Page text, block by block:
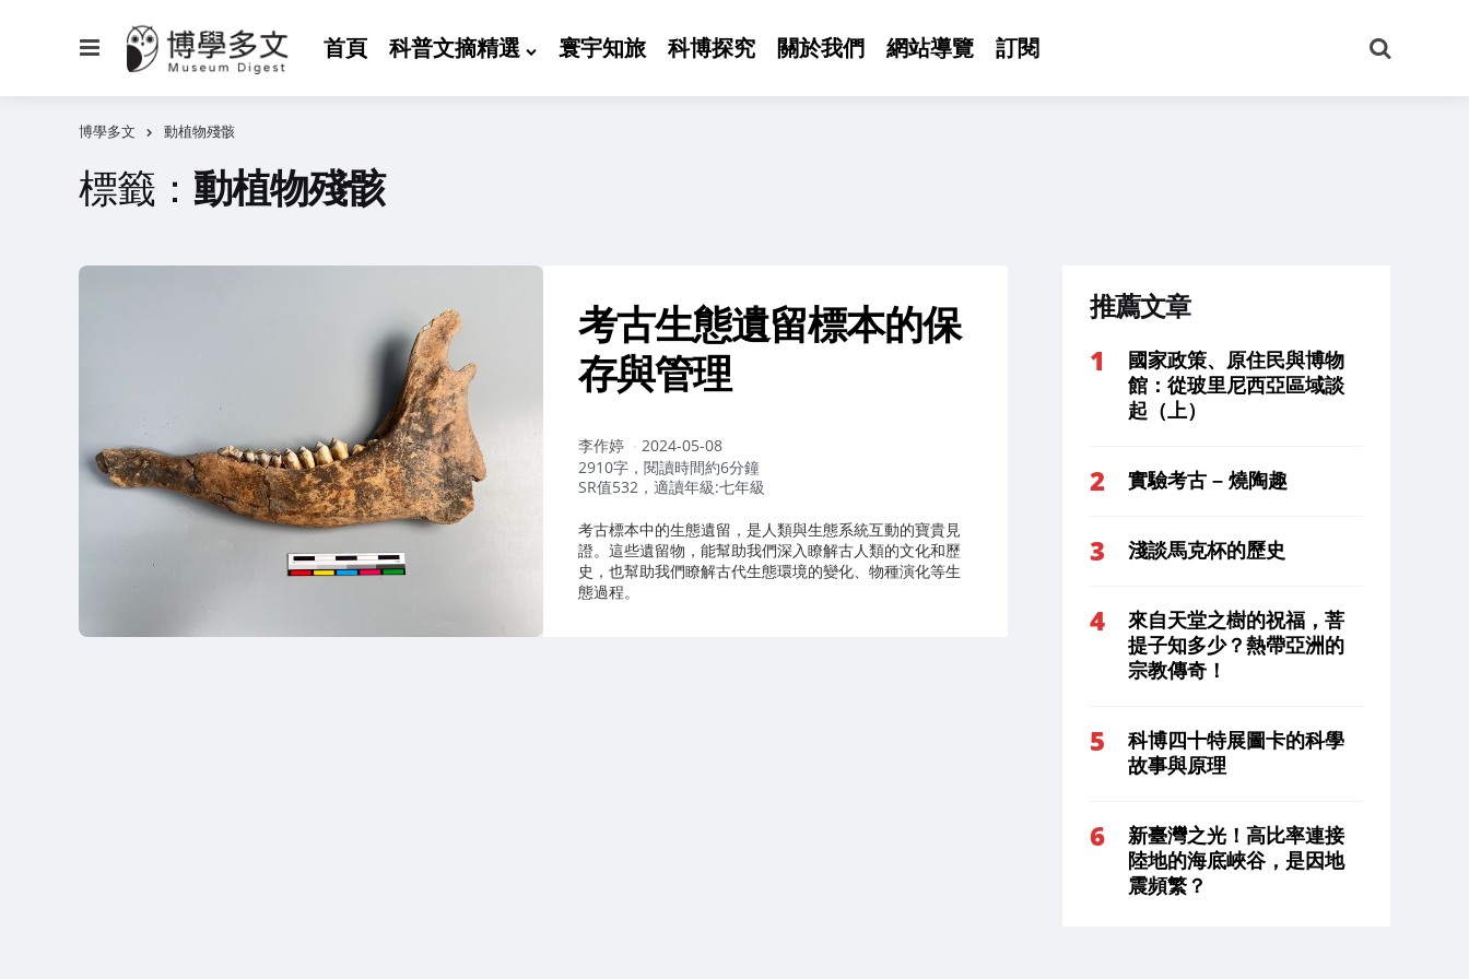
首頁 科普文摘精選 寰宇知旅 科博探究 關於我們 網站導覽 訂閱
尋
博學多文 動植物殘骸
標籤： 動植物殘骸
考古生態遺留標本的保
存與管理
作
者：
李作婷
2024-05-08
2910字，閱讀時間約6分鐘
SR值532，適讀年級:七年級
考古標本中的生態遺留，是人類與生態系統互動的寶貴見
證。這些遺留物，能幫助我們深入瞭解古人類的文化和歷
史，也幫助我們瞭解古代生態環境的變化、物種演化等生
態過程。
推薦文章
國家政策、原住民與博物
館：從玻里尼西亞區域談
起（上）
實驗考古 – 燒陶趣
淺談馬克杯的歷史
來自天堂之樹的祝福，菩
提子知多少？熱帶亞洲的
宗教傳奇！
科博四十特展圖卡的科學
故事與原理
新臺灣之光！高比率連接
陸地的海底峽谷，是因地
震頻繁？